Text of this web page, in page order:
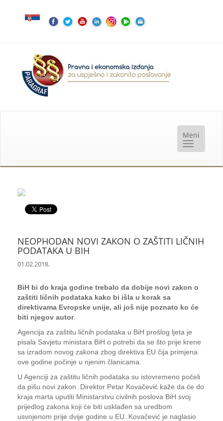
NEOPHODAN NOVI ZAKON O ZAŠTITI LIČNIH
PODATAKA U BIH
01.02.2018.
BiH bi do kraja godine trebalo da dobije novi zakon o
zaštiti ličnih podataka kako bi išla u korak sa
direktivama Evropske unije, ali još nije poznato ko će
biti njegov autor.
Agencija za zaštitu ličnih podataka u BiH prošlog ljeta je
pisala Savjetu ministara BiH o potrebi da se što prije krene
sa izradom novog zakona zbog direktiva EU čija primjena
ove godine počinje u njenim članicama.
U Agenciji za zaštitu ličnih podataka su istovremeno počeli
da pišu novi zakon. Direktor Petar Kovačević kaže da će do
kraja marta uputiti Ministarstvu civilnih poslova BiH svoj
prijedlog zakona koji će biti usklađen sa uredbom
usvojenom prije dvije godine u EU. Kovačević je naglasio